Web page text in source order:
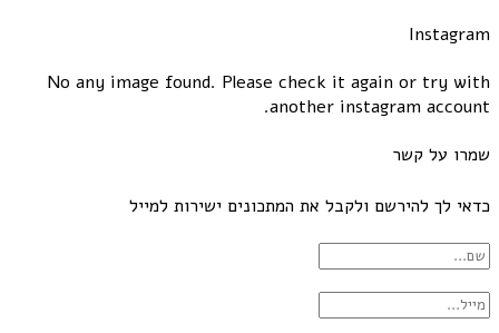
Instagram
No any image found. Please check it again or try with
another instagram account.
שמרו על קשר
כדאי לך להירשם ולקבל את המתכונים ישירות למייל